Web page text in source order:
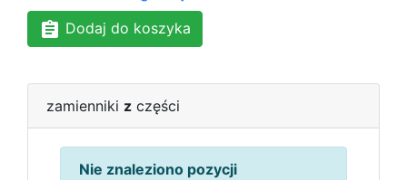
Dodaj do koszyka
zamienniki z części
Nie znaleziono pozycji